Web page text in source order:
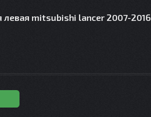
левая mitsubishi lancer 2007-2016